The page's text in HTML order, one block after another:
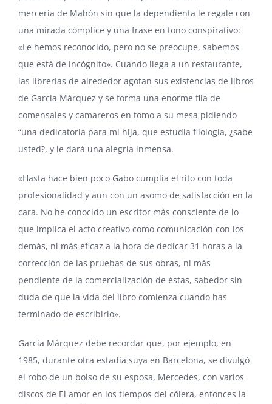
mercería de Mahón sin que la dependienta le regale con
una mirada cómplice y una frase en tono conspirativo:
«Le hemos reconocido, pero no se preocupe, sabemos
que está de incógnito». Cuando llega a un restaurante,
las librerías de alrededor agotan sus existencias de libros
de García Márquez y se forma una enorme fila de
comensales y camareros en tomo a su mesa pidiendo
“una dedicatoria para mi hija, que estudia filología, ¿sabe
usted?, y le dará una alegría inmensa.
«Hasta hace bien poco Gabo cumplía el rito con toda
profesionalidad y aun con un asomo de satisfacción en la
cara. No he conocido un escritor más consciente de lo
que implica el acto creativo como comunicación con los
demás, ni más eficaz a la hora de dedicar 31 horas a la
corrección de las pruebas de sus obras, ni más
pendiente de la comercialización de éstas, sabedor sin
duda de que la vida del libro comienza cuando has
terminado de escribirlo».
García Márquez debe recordar que, por ejemplo, en
1985, durante otra estadía suya en Barcelona, se divulgó
el robo de un bolso de su esposa, Mercedes, con varios
discos de El amor en los tiempos del cólera, entonces la